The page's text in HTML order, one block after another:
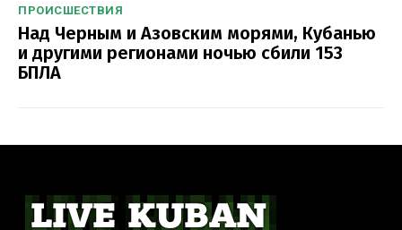
ПРОИСШЕСТВИЯ
Над Черным и Азовским морями, Кубанью
и другими регионами ночью сбили 153
БПЛА